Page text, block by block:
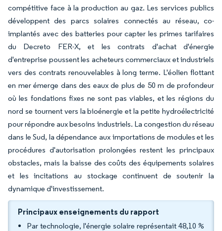
compétitive face à la production au gaz. Les services publics
développent des parcs solaires connectés au réseau, co-
implantés avec des batteries pour capter les primes tarifaires
du Decreto FER-X, et les contrats d'achat d'énergie
d'entreprise poussent les acheteurs commerciaux et industriels
vers des contrats renouvelables à long terme. L'éolien flottant
en mer émerge dans des eaux de plus de 50 m de profondeur
où les fondations fixes ne sont pas viables, et les régions du
nord se tournent vers la bioénergie et la petite hydroélectricité
pour répondre aux besoins industriels. La congestion du réseau
dans le Sud, la dépendance aux importations de modules et les
procédures d'autorisation prolongées restent les principaux
obstacles, mais la baisse des coûts des équipements solaires
et les incitations au stockage continuent de soutenir la
dynamique d'investissement.
Principaux enseignements du rapport
Par technologie, l'énergie solaire représentait 48,10 %